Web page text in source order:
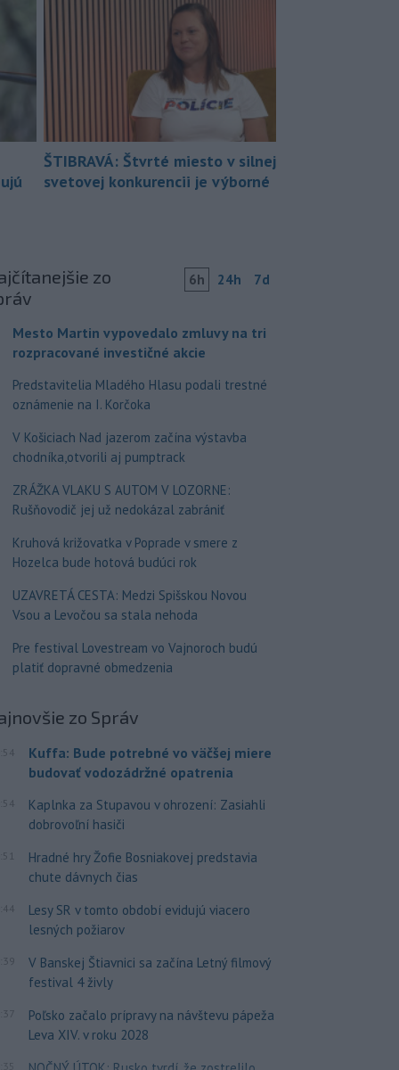
ŠTIBRAVÁ: Štvrté miesto v silnej
svetovej konkurencii je výborné
zo
6h 24h 7d
Mesto Martin vypovedalo zmluvy na tri
rozpracované investičné akcie
Predstavitelia Mladého Hlasu podali trestné
oznámenie na I. Korčoka
V Košiciach Nad jazerom začína výstavba
chodníka,otvorili aj pumptrack
ZRÁŽKA VLAKU S AUTOM V LOZORNE:
Rušňovodič jej už nedokázal zabrániť
Kruhová križovatka v Poprade v smere z
Hozelca bude hotová budúci rok
UZAVRETÁ CESTA: Medzi Spišskou Novou
Vsou a Levočou sa stala nehoda
Pre festival Lovestream vo Vajnoroch budú
platiť dopravné obmedzenia
zo Správ
Kuffa: Bude potrebné vo väčšej miere
budovať vodozádržné opatrenia
Kaplnka za Stupavou v ohrození: Zasiahli
dobrovoľní hasiči
Hradné hry Žofie Bosniakovej predstavia
chute dávnych čias
Lesy SR v tomto období evidujú viacero
lesných požiarov
V Banskej Štiavnici sa začína Letný filmový
festival 4 živly
Poľsko začalo prípravy na návštevu pápeža
Leva XIV. v roku 2028